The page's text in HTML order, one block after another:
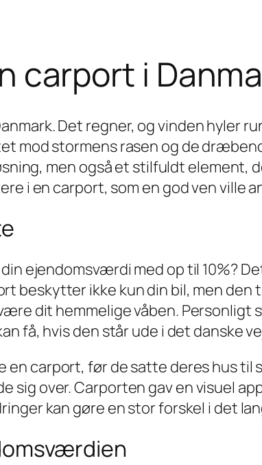
carport i
Det regner, og vinden hyler
mod stormens rasen og de
men også et stilfuldt element,
i en carport, som en god ven ville
ejendomsværdi med op til 10%?
beskytter ikke kun din bil, men
dit hemmelige våben. Personligt
få, hvis den står ude i det danske
carport, før de satte deres hus til
sig over. Carporten gav en visuel
kan gøre en stor forskel i det